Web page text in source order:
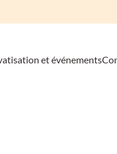
et événements